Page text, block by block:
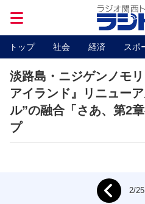
トップ 社会 経済 スポ
淡路島・ニジゲンノモ
アイランド』リニュー
ル”の融合「さあ、第2
プ
2/25